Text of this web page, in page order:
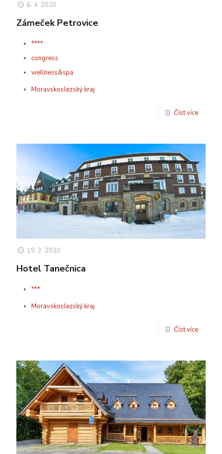
6. 4. 2020
Zámeček Petrovice
****
congress
wellness&spa
Moravskoslezský kraj
Číst více
19. 3. 2020
Hotel Tanečnica
***
Moravskoslezský kraj
Číst více